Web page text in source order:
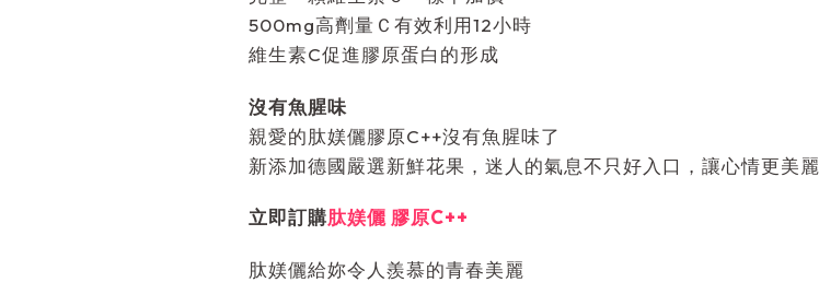
500mg高劑量Ｃ有效利用12小時
維生素C促進膠原蛋白的形成
沒有魚腥味
親愛的肽媄儷膠原C++沒有魚腥味了
新添加德國嚴選新鮮花果，迷人的氣息不只好入口，讓心情更美麗
立即訂購肽媄儷 膠原C++
肽媄儷給妳令人羨慕的青春美麗